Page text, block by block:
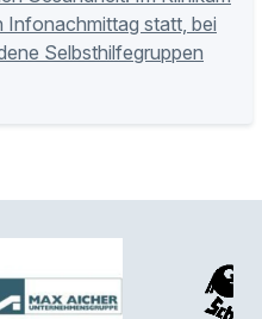
Infonachmittag statt, bei
Selbsthilfegruppen